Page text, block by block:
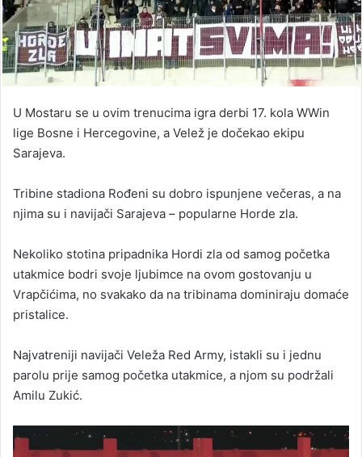
U Mostaru se u ovim trenucima igra derbi 17. kola WWin
lige Bosne i Hercegovine, a Velež je dočekao ekipu
Sarajeva.
Tribine stadiona Rođeni su dobro ispunjene večeras, a na
njima su i navijači Sarajeva – popularne Horde zla.
Nekoliko stotina pripadnika Hordi zla od samog početka
utakmice bodri svoje ljubimce na ovom gostovanju u
Vrapčićima, no svakako da na tribinama dominiraju domaće
pristalice.
Najvatreniji navijači Veleža Red Army, istakli su i jednu
parolu prije samog početka utakmice, a njom su podržali
Amilu Zukić.